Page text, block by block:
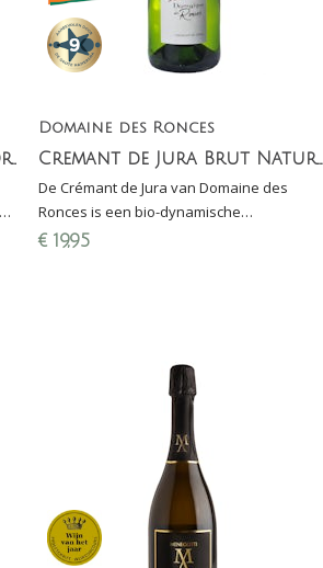
Menegotti Spumante Extra Dry - Metodo Classico
Domaine des Ronces
Cremant de Jura Brut Nature (100% Chardonnay)
De Crémant de Jura van Domaine des
Ronces is een bio-dynamische
mousserende wijn gemaakt van 100%
€19,95